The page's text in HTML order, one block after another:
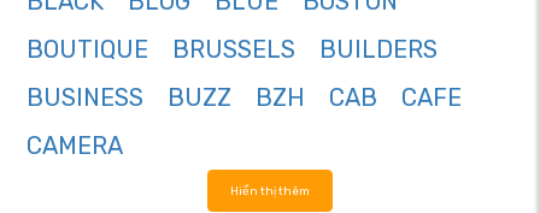
BOUTIQUE
BRUSSELS
BUILDERS
BUSINESS
BUZZ BZH CAB
CAFE
CAMERA
Hiển thị thêm